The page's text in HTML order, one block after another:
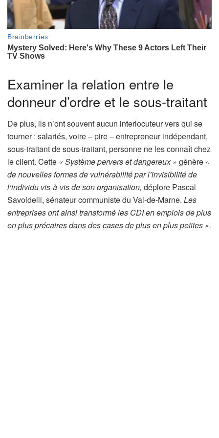
Examiner la relation entre le
donneur d’ordre et le sous-traitant
De plus, ils n’ont souvent aucun interlocuteur vers qui se
tourner : salariés, voire – pire – entrepreneur indépendant,
sous-traitant de sous-traitant, personne ne les connaît chez
le client. Cette « Système pervers et dangereux » génère «
de nouvelles formes de vulnérabilité par l’invisibilité de
l’individu vis-à-vis de son organisation, déplore Pascal
Savoldelli, sénateur communiste du Val-de-Marne. Les
entreprises ont ainsi transformé les CDI en emplois de plus
en plus précaires dans des cases de plus en plus petites ».